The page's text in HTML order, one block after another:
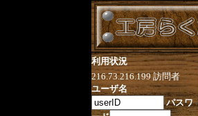
利用状況
216.73.216.199訪問者
ユーザ名
パスワ